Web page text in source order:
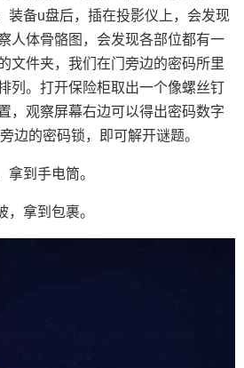
装备u盘后，插在投影仪上，会发现
人体骨骼图，会发现各部位都有一
文件夹，我们在门旁边的密码所里
列。打开保险柜取出一个像螺丝钉
，观察屏幕右边可以得出密码数字
边的密码锁，即可解开谜题。
拿到手电筒。
，拿到包裹。